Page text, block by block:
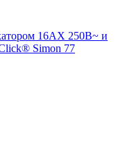
16AX 250В~ и
Simon 77